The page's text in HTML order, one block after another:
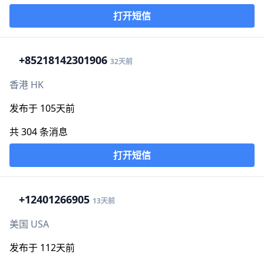
打开短信
+85218142301906 32天前
香港 HK
发布于 105天前
共 304 条消息
打开短信
+12401266905 13天前
美国 USA
发布于 112天前